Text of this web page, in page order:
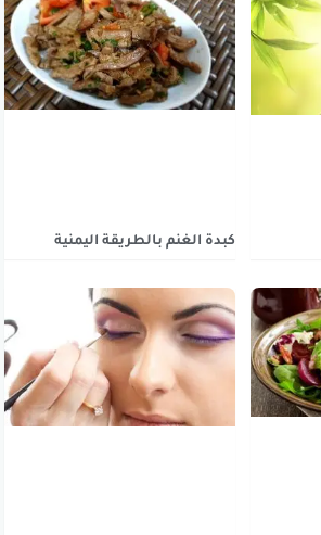
كبدة الغنم بالطريقة اليمنية